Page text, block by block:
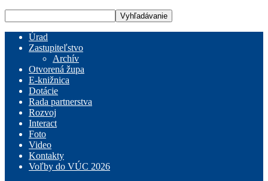
Úrad
Zastupiteľstvo
Archív
Otvorená župa
E-knižnica
Dotácie
Rada partnerstva
Rozvoj
Interact
Foto
Video
Kontakty
Voľby do VÚC 2026